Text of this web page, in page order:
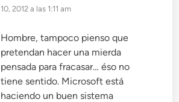
10, 2012 a las 1:11 am
Hombre, tampoco pienso que
pretendan hacer una mierda
pensada para fracasar… éso no
tiene sentido. Microsoft está
haciendo un buen sistema